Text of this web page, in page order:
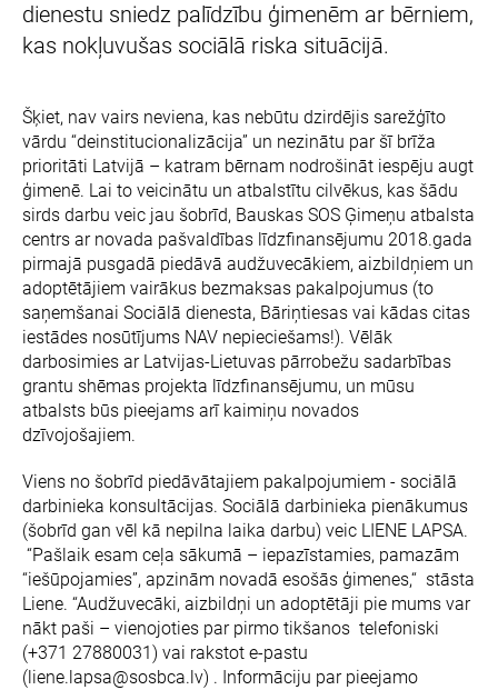
dienestu sniedz palīdzību ģimenēm ar bērniem,
kas nokļuvušas sociālā riska situācijā.
Šķiet, nav vairs neviena, kas nebūtu dzirdējis sarežģīto
vārdu “deinstitucionalizācija” un nezinātu par šī brīža
prioritāti Latvijā – katram bērnam nodrošināt iespēju augt
ģimenē. Lai to veicinātu un atbalstītu cilvēkus, kas šādu
sirds darbu veic jau šobrīd, Bauskas SOS Ģimeņu atbalsta
centrs ar novada pašvaldības līdzfinansējumu 2018.gada
pirmajā pusgadā piedāvā audžuvecākiem, aizbildņiem un
adoptētājiem vairākus bezmaksas pakalpojumus (to
saņemšanai Sociālā dienesta, Bāriņtiesas vai kādas citas
iestādes nosūtījums NAV nepieciešams!). Vēlāk
darbosimies ar Latvijas-Lietuvas pārrobežu sadarbības
grantu shēmas projekta līdzfinansējumu, un mūsu
atbalsts būs pieejams arī kaimiņu novados
dzīvojošajiem.
Viens no šobrīd piedāvātajiem pakalpojumiem - sociālā
darbinieka konsultācijas. Sociālā darbinieka pienākumus
(šobrīd gan vēl kā nepilna laika darbu) veic LIENE LAPSA.
“Pašlaik esam ceļa sākumā – iepazīstamies, pamazām
“iešūpojamies”, apzinām novadā esošās ģimenes,“ stāsta
Liene. “Audžuvecāki, aizbildņi un adoptētāji pie mums var
nākt paši – vienojoties par pirmo tikšanos telefoniski
(+371 27880031) vai rakstot e-pastu
(liene.lapsa@sosbca.lv) . Informāciju par pieejamo